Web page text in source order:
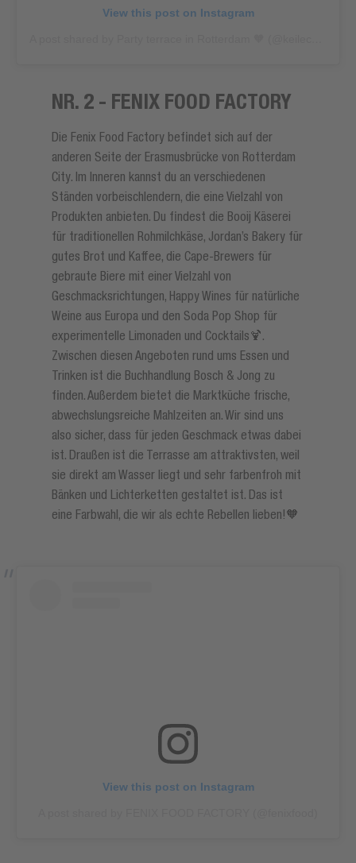
View this post on Instagram
NR. 2 - FENIX FOOD FACTORY
Die Fenix Food Factory befindet sich auf der
anderen Seite der Erasmusbrücke von Rotterdam
City. Im Inneren kannst du an verschiedenen
Ständen vorbeischlendern, die eine Vielzahl von
Produkten anbieten. Du findest die Booij Käserei
für traditionellen Rohmilchkäse, Jordan’s Bakery für
gutes Brot und Kaffee, die Cape-Brewers für
gebraute Biere mit einer Vielzahl von
Geschmacksrichtungen, Happy Wines für natürliche
Weine aus Europa und den Soda Pop Shop für
experimentelle Limonaden und Cocktails🍹.
Zwischen diesen Angeboten rund ums Essen und
Trinken ist die Buchhandlung Bosch & Jong zu
finden. Außerdem bietet die Marktküche frische,
abwechslungsreiche Mahlzeiten an. Wir sind uns
also sicher, dass für jeden Geschmack etwas dabei
ist. Draußen ist die Terrasse am attraktivsten, weil
sie direkt am Wasser liegt und sehr farbenfroh mit
Bänken und Lichterketten gestaltet ist. Das ist
eine Farbwahl, die wir als echte Rebellen lieben!🧡
View this post on Instagram